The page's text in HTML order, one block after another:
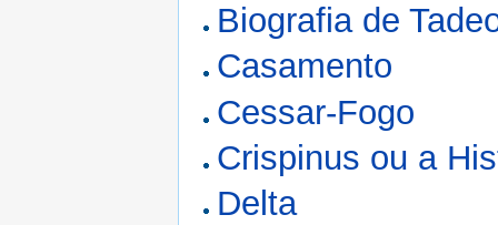
Biografia de
Casamento
Cessar-Fogo
Crispinus ou a
Delta